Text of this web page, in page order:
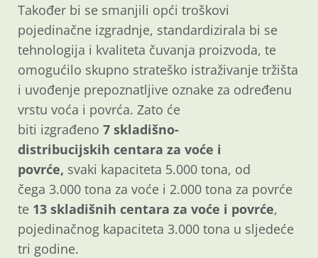
Također bi se smanjili opći troškovi
pojedinačne izgradnje, standardizirala bi se
tehnologija i kvaliteta čuvanja proizvoda, te
omogućilo skupno strateško istraživanje tržišta
i uvođenje prepoznatljive oznake za određenu
vrstu voća i povrća. Zato će
biti izgrađeno 7 skladišno-
distribucijskih centara za voće i
povrće, svaki kapaciteta 5.000 tona, od
čega 3.000 tona za voće i 2.000 tona za povrće
te 13 skladišnih centara za voće i povrće,
pojedinačnog kapaciteta 3.000 tona u sljedeće
tri godine.